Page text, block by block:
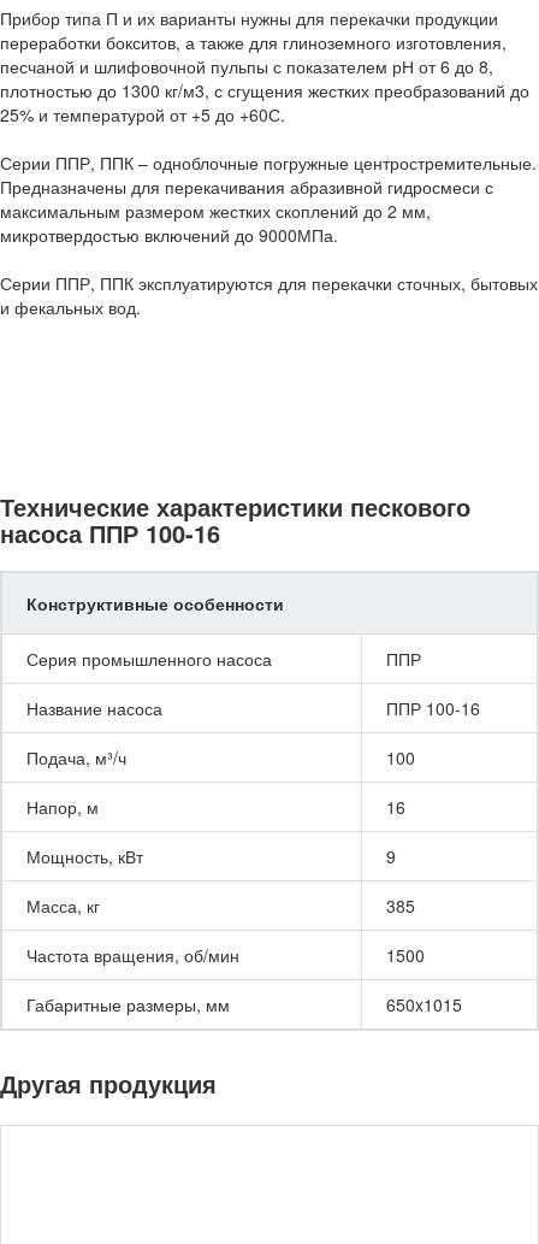
Прибор типа П и их варианты нужны для перекачки продукции
переработки бокситов, а также для глиноземного изготовления,
песчаной и шлифовочной пульпы с показателем рН от 6 до 8,
плотностью до 1300 кг/м3, с сгущения жестких преобразований до
25% и температурой от +5 до +60С.
Серии ППР, ППК – одноблочные погружные центростремительные.
Предназначены для перекачивания абразивной гидросмеси с
максимальным размером жестких скоплений до 2 мм,
микротвердостью включений до 9000МПа.
Серии ППР, ППК эксплуатируются для перекачки сточных, бытовых
и фекальных вод.
Технические характеристики пескового
насоса ППР 100-16
Конструктивные особенности
Серия промышленного насоса ППР
Название насоса ППР 100-16
Подача, м³/ч 100
Напор, м 16
Мощность, кВт 9
Масса, кг 385
Частота вращения, об/мин 1500
Габаритные размеры, мм 650x1015
Другая продукция